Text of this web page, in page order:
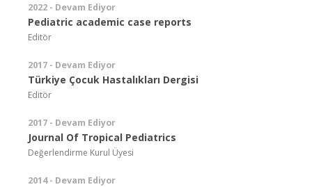
2022 - Devam Ediyor
Pediatric academic case reports
Editör
2017 - Devam Ediyor
Türkiye Çocuk Hastalıkları Dergisi
Editör
2017 - Devam Ediyor
Journal Of Tropical Pediatrics
Değerlendirme Kurul Üyesi
2014 - Devam Ediyor